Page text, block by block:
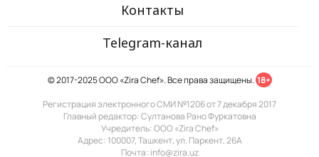
Контакты
Telegram-канал
© 2017-2025 ООО «Zira Chef». Все права защищены. 18+
Регистрация электронного СМИ №1206 от 7 декабря 2017
Главный редактор: Султанова Рано Фуркатовна
Учредитель: ООО «Zira Chef»
Адрес: 100007, Ташкент, ул. Паркент, 26А
Почта: info@zira.uz